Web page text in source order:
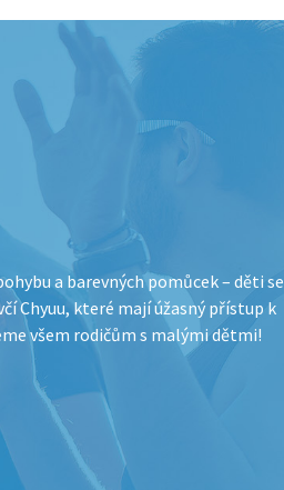
a barevných pomůcek – děti se
Chyuu, které mají úžasný přístup k
všem rodičům s malými dětmi!